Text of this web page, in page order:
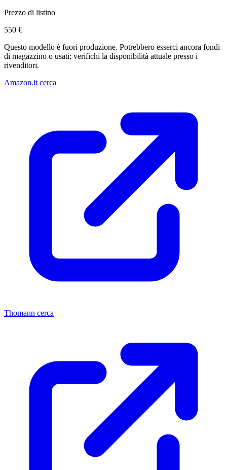
Prezzo di listino
550 €
Questo modello è fuori produzione. Potrebbero esserci ancora fondi
di magazzino o usati; verifichi la disponibilità attuale presso i
rivenditori.
Amazon.it cerca
Thomann cerca